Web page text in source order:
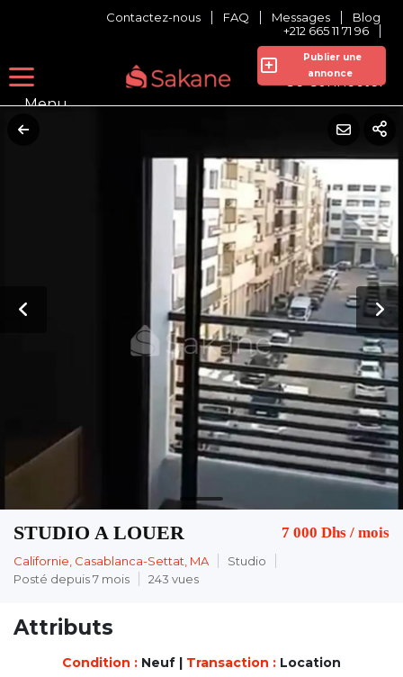
Blog
Messages
FAQ
Contactez-nous
+212 665 11 71 96
Menu
Se Connecter
Publier une
annonce
7 000 Dhs / mois
STUDIO A LOUER
Californie, Casablanca-Settat, MA
Studio
Posté depuis 7 mois
243 vues
Attributs
Condition : Neuf Transaction : Location